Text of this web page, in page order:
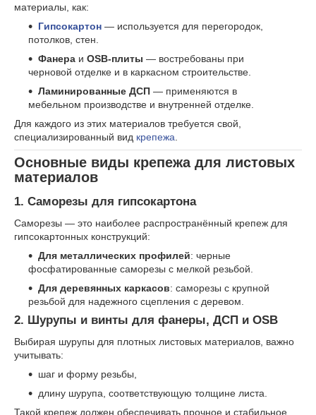
материалы, как:
Гипсокартон — используется для перегородок,
потолков, стен.
Фанера и OSB-плиты — востребованы при
черновой отделке и в каркасном строительстве.
Ламинированные ДСП — применяются в
мебельном производстве и внутренней отделке.
Для каждого из этих материалов требуется свой,
специализированный вид крепежа
Основные виды крепежа для листовых
материалов
1. Саморезы для гипсокартона
Саморезы — это наиболее распространённый крепеж для
гипсокартонных конструкций:
Для металлических профилей: черные
фосфатированные саморезы с мелкой резьбой.
Для деревянных каркасов: саморезы с крупной
резьбой для надежного сцепления с деревом.
2. Шурупы и винты для фанеры, ДСП и OSB
Выбирая шурупы для плотных листовых материалов, важно
учитывать:
шаг и форму резьбы,
длину шурупа, соответствующую толщине листа.
Такой крепеж должен обеспечивать прочное и стабильное